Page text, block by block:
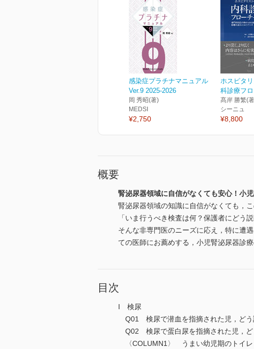
感染症プラチナマニュアル
Ver.9 2025-2026
岡 秀昭(著)
MEDSI
¥2,750
ホスピタ
科診療フ
髙岸 勝繁(
シーニュ
¥8,800
概要
腎泌尿器領域に自信がなくても安心！小
腎泌尿器領域の知識に自信がなくても，こ
「いま行うべき検査は何？保護者にどう
そんな非専門医のニーズに応え，特に遭
ての医師にお薦めする，小児腎泌尿器診
目次
I 検尿
Q01 検尿で潜血を指摘された児，どう
Q02 検尿で蛋白尿を指摘された児，ど
〈COLUMN1〉 うまい幼児期のトイレ